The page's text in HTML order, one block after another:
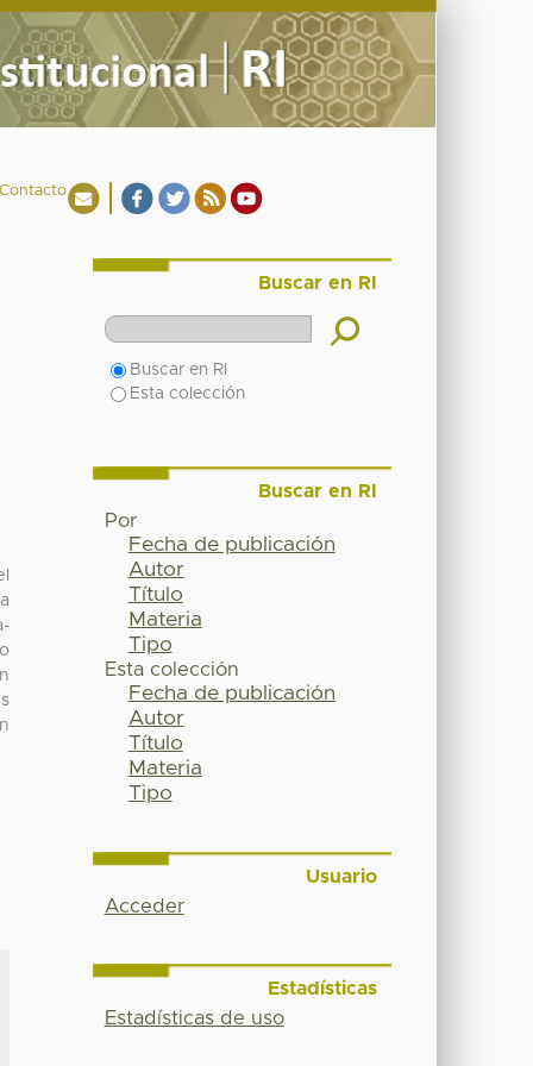
Buscar en RI
Buscar en RI
Esta colección
Buscar en RI
Por
Fecha de publicación
Autor
Título
Materia
Tipo
Esta colección
Fecha de publicación
Autor
Título
Materia
Tipo
Usuario
Acceder
Estadísticas
Estadísticas de uso